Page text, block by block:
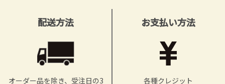
配送方法
オーダー品を除き、受注日の3
お支払い方法
各種クレジット